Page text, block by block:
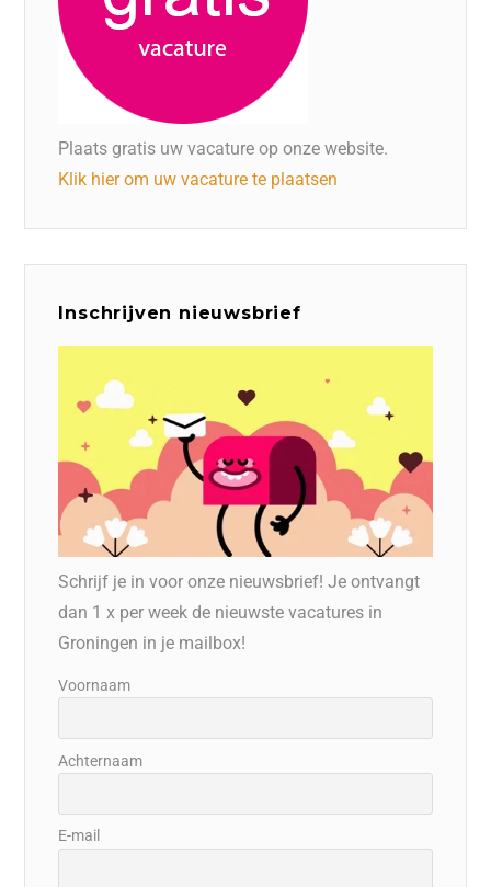
Plaats gratis uw vacature op onze website.
Klik hier om uw vacature te plaatsen
Inschrijven nieuwsbrief
Schrijf je in voor onze nieuwsbrief! Je ontvangt
dan 1 x per week de nieuwste vacatures in
Groningen in je mailbox!
Voornaam
Achternaam
E-mail